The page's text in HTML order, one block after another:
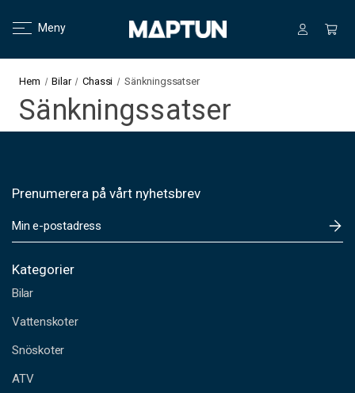
Meny
Hem Bilar Chassi Sänkningssatser
Sänkningssatser
Prenumerera på vårt nyhetsbrev
-
o
t
a
r
s
Kategorier
Bilar
Vattenskoter
Snöskoter
ATV